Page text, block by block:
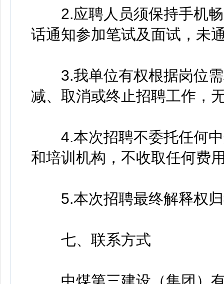
2.应聘人员须保持手机畅
话通知参加笔试及面试，未
3.我单位有权根据岗位需
减、取消或终止招聘工作，
4.本次招聘不委托任何中
和培训机构，不收取任何费
5.本次招聘最终解释权归
七、联系方式